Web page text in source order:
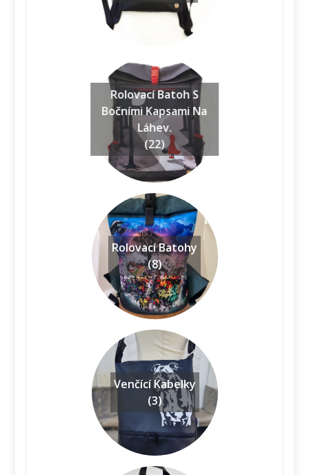
Rolovací Batoh S
Bočními Kapsami Na
Láhev.
(22)
Rolovací Batohy
(8)
Venčící Kabelky
(3)